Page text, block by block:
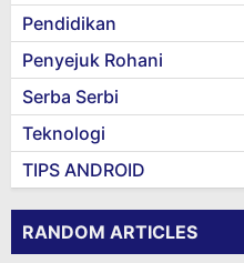
Pendidikan
Penyejuk Rohani
Serba Serbi
Teknologi
TIPS ANDROID
RANDOM ARTICLES